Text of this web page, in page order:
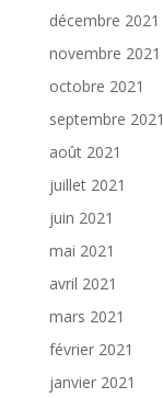
décembre 2021
novembre 2021
octobre 2021
septembre 2021
août 2021
juillet 2021
juin 2021
mai 2021
avril 2021
mars 2021
février 2021
janvier 2021